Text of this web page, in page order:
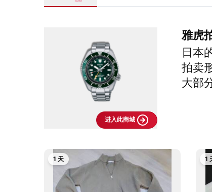
进入此商城
雅虎
日本
拍卖
大部
1 天 1